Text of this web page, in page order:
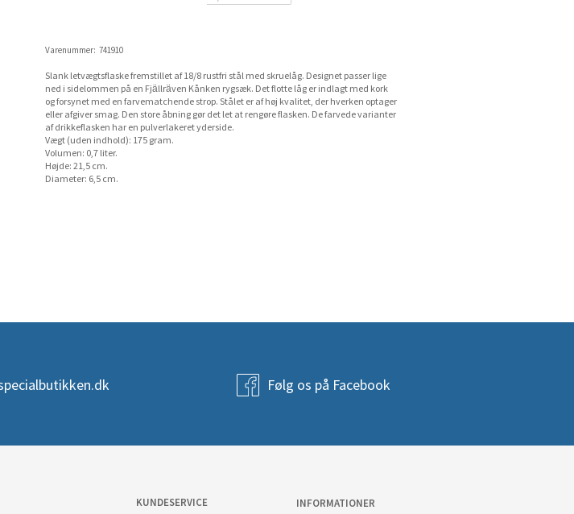
Varenummer: 741910
Slank letvægtsflaske fremstillet af 18/8 rustfri stål med skruelåg. Designet passer lige
ned i sidelommen på en Fjällräven Kånken rygsæk. Det flotte låg er indlagt med kork
og forsynet med en farvematchende strop. Stålet er af høj kvalitet, der hverken optager
eller afgiver smag. Den store åbning gør det let at rengøre flasken. De farvede varianter
af drikkeflasken har en pulverlakeret yderside.
Vægt (uden indhold): 175 gram.
Volumen: 0,7 liter.
Højde: 21,5 cm.
Diameter: 6,5 cm.
Følg os på Facebook
KUNDESERVICE
INFORMATIONER